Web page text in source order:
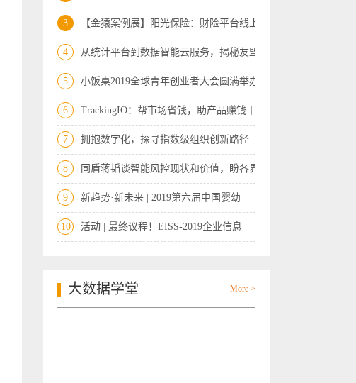
3 【金猿案例展】阳光保险：财险平台线上数
4 从统计平台到数据智能云服务，揭秘友盟+
5 小饭桌2019全球青年创业者大会圆满举办，
6 TrackingIO：帮市场省钱，助产品赚钱丨金
7 拥抱数字化，探寻指数级组织创新路径——
8 同盾蒋韬谈智能风控现状和价值，盼各界宽
9 新趋势·新未来 | 2019第六届中国婴幼
10 活动 | 最终议程！EISS-2019企业信息
大数据学堂 More >